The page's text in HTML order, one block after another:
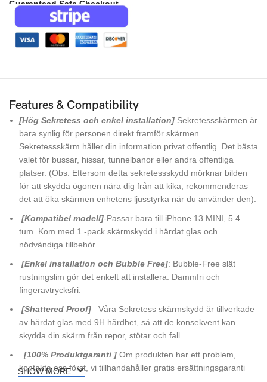
Guaranteed Safe Checkout
Features & Compatibility
[Hög Sekretess och enkel installation] Sekretessskärmen är
bara synlig för personen direkt framför skärmen.
Sekretessskärm håller din information privat offentlig. Det bästa
valet för bussar, hissar, tunnelbanor eller andra offentliga
platser. (Obs: Eftersom detta sekretessskydd mörknar bilden
för att skydda ögonen nära dig från att kika, rekommenderas
det att öka skärmen enhetens ljusstyrka när du använder den).
[Kompatibel modell]-Passar bara till iPhone 13 MINI, 5.4
tum. Kom med 1 -pack skärmskydd i härdat glas och
nödvändiga tillbehör
[Enkel installation och Bubble Free]: Bubble-Free slät
rustningslim gör det enkelt att installera. Dammfri och
fingeravtrycksfri.
[Shattered Proof]– Våra Sekretess skärmskydd är tillverkade
av härdat glas med 9H hårdhet, så att de konsekvent kan
skydda din skärm från repor, stötar och fall.
[100% Produktgaranti ]Om produkten har ett problem,
kontakta oss först, vi tillhandahåller gratis ersättningsgaranti
SHOW MORE